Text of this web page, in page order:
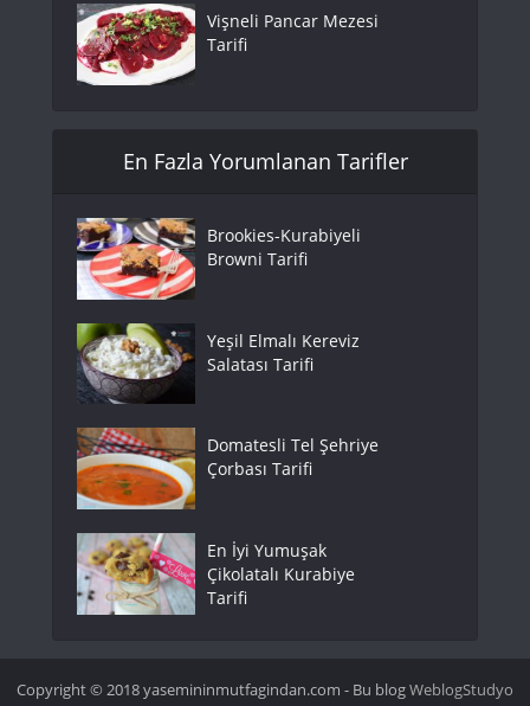
Vişneli Pancar Mezesi
Tarifi
En Fazla Yorumlanan Tarifler
Brookies-Kurabiyeli
Browni Tarifi
Yeşil Elmalı Kereviz
Salatası Tarifi
Domatesli Tel Şehriye
Çorbası Tarifi
En İyi Yumuşak
Çikolatalı Kurabiye
Tarifi
Copyright © 2018 yasemininmutfagindan.com - Bu blogWeblogStudyo